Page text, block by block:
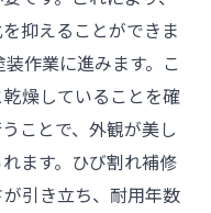
抑えることができま
作業に進みます。こ
燥していることを確
ことで、外観が美し
ます。ひび割れ補修
引き立ち、耐用年数